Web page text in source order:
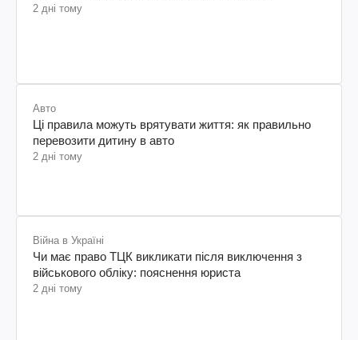
2 дні тому
Авто
Ці правила можуть врятувати життя: як правильно
перевозити дитину в авто
2 дні тому
Війна в Україні
Чи має право ТЦК викликати після виключення з
військового обліку: пояснення юриста
2 дні тому